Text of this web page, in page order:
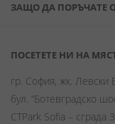
ЗАЩО ДА ПОРЪЧАТЕ
ПОСЕТЕТЕ НИ НА
гр. София, жк. Левски
бул. “Ботевградско
CTPark Sofia – сграда